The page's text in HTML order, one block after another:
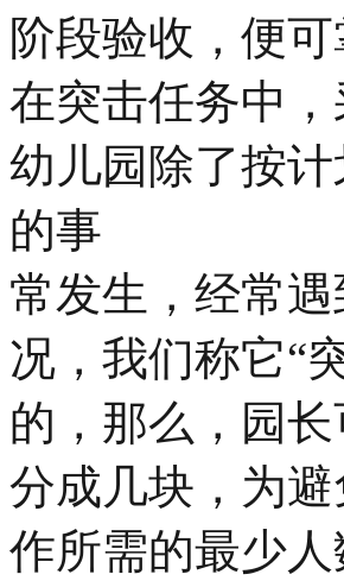
阶段验收，便
在突击任务中
幼儿园除了按
的事
常发生，经常
况，我们称它“
的，那么，园
分成几块，为
作所需的最少